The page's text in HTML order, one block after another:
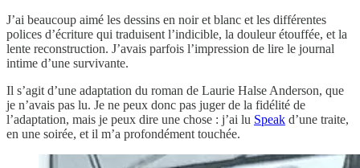
J’ai beaucoup aimé les dessins en noir et blanc et les différentes
polices d’écriture qui traduisent l’indicible, la douleur étouffée, et la
lente reconstruction. J’avais parfois l’impression de lire le journal
intime d’une survivante.
Il s’agit d’une adaptation du roman de Laurie Halse Anderson, que
je n’avais pas lu. Je ne peux donc pas juger de la fidélité de
l’adaptation, mais je peux dire une chose : j’ai lu Speak d’une traite,
en une soirée, et il m’a profondément touchée.